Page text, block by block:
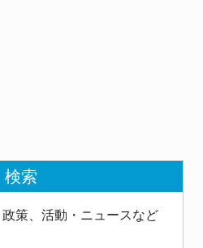
検索
策、活動・ニュースなど